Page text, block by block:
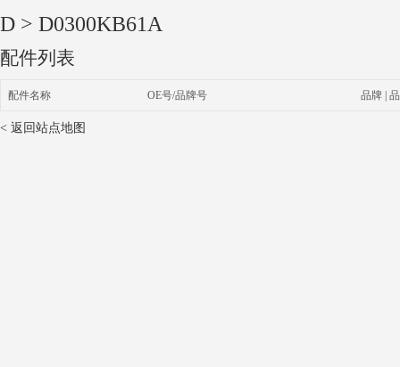
D > D0300KB61A
配件列表
配件名称 OE号/品牌号 品牌 |
< 返回站点地图